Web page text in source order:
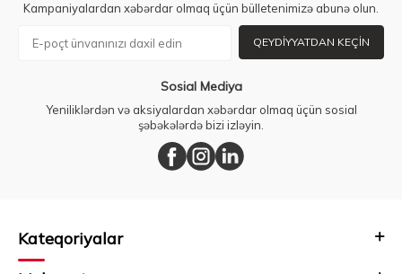
Kampaniyalardan xəbərdar olmaq üçün bülletenimizə abunə olun.
QEYDIYYATDAN KEÇIN
Sosial Mediya
Yeniliklərdən və aksiyalardan xəbərdar olmaq üçün sosial
şəbəkələrdə bizi izləyin.
Kateqoriyalar